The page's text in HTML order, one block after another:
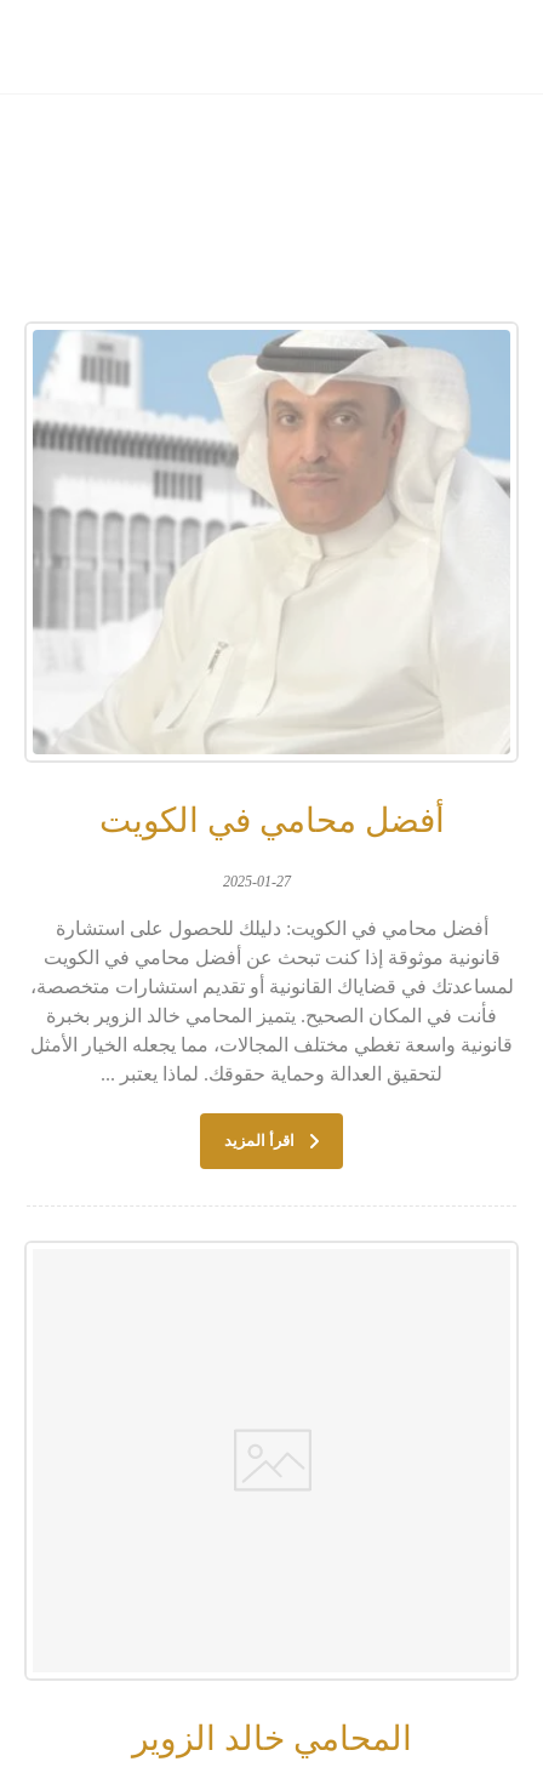
أفضل محامي في الكويت
2025-01-27
أفضل محامي في الكويت: دليلك للحصول على استشارة
قانونية موثوقة إذا كنت تبحث عن أفضل محامي في الكويت
لمساعدتك في قضاياك القانونية أو تقديم استشارات متخصصة،
فأنت في المكان الصحيح. يتميز المحامي خالد الزوير بخبرة
قانونية واسعة تغطي مختلف المجالات، مما يجعله الخيار الأمثل
لتحقيق العدالة وحماية حقوقك. لماذا يعتبر ...
اقرأ المزيد
المحامي خالد الزوير